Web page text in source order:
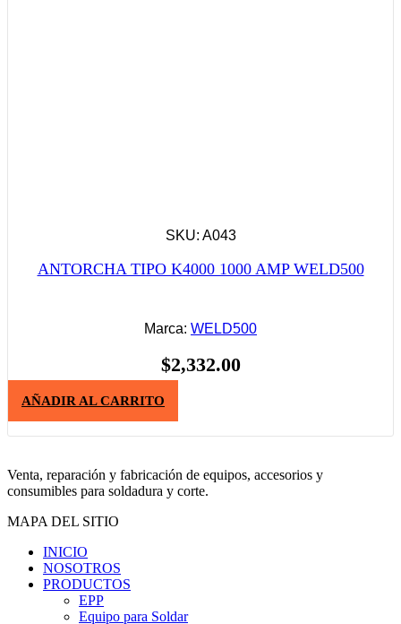
SKU: A043
ANTORCHA TIPO K4000 1000 AMP WELD500
Marca: WELD500
$2,332.00
AÑADIR AL CARRITO
Venta, reparación y fabricación de equipos, accesorios y
consumibles para soldadura y corte.
MAPA DEL SITIO
INICIO
NOSOTROS
PRODUCTOS
EPP
Equipo para Soldar